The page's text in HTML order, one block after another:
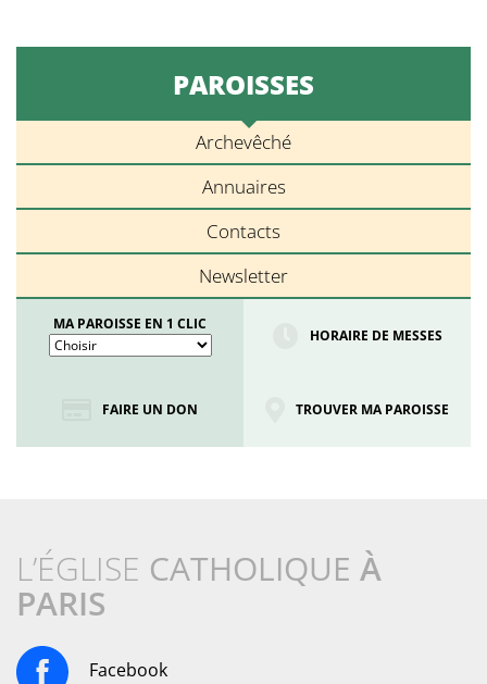
PAROISSES
Archevêché
Annuaires
Contacts
Newsletter
MA PAROISSE EN 1 CLIC
HORAIRE DE MESSES
FAIRE UN DON TROUVER MA PAROISSE
L’ÉGLISE CATHOLIQUE À
PARIS
Facebook